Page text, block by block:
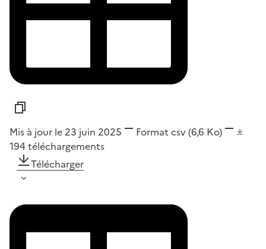
Mis à jour le 23 juin 2025 Format csv(6,6 Ko)
194 téléchargements
Télécharger